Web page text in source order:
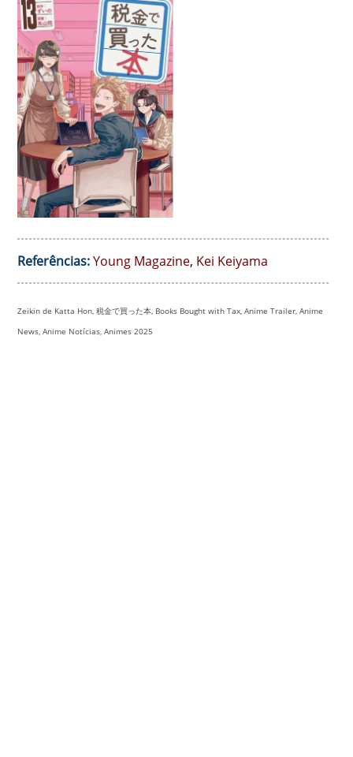
Referências:Young Magazine, Kei Keiyama
Zeikin de Katta Hon, 税金で買った本, Books Bought with Tax, Anime Trailer, Anime
News, Anime Notícias, Animes 2025